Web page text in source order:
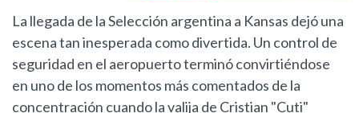
La llegada de la Selección argentina a Kansas dejó una
escena tan inesperada como divertida. Un control de
seguridad en el aeropuerto terminó convirtiéndose
en uno de los momentos más comentados de la
concentración cuando la valija de Cristian "Cuti"